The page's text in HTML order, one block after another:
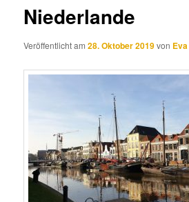
Niederlande
Veröffentlicht am28. Oktober 2019von Eva